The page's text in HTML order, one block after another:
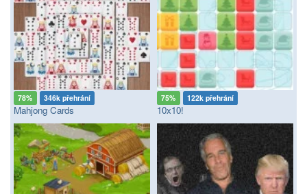
78% 346k přehrání
Mahjong Cards
75% 122k přehrání
10x10!